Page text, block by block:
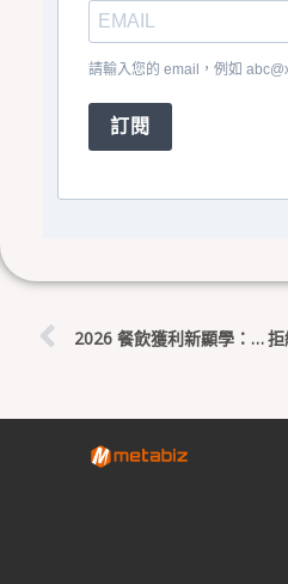
請輸入您的 email，例如
訂閱
2026 餐飲獲利新顯學：漲價失效？靠 AI 智能推薦讓客單價暴增 15%